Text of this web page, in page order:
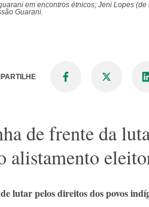
em encontros étnicos; Jeni Lopes
Guarani.
de frente da
alistamento
lutar pelos direitos dos povos